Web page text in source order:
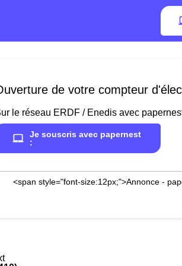
de votre compteur
le réseau ERDF / Enedis avec
Je souscris avec papernest
:
<span style="font-size:12px;">Annonce -